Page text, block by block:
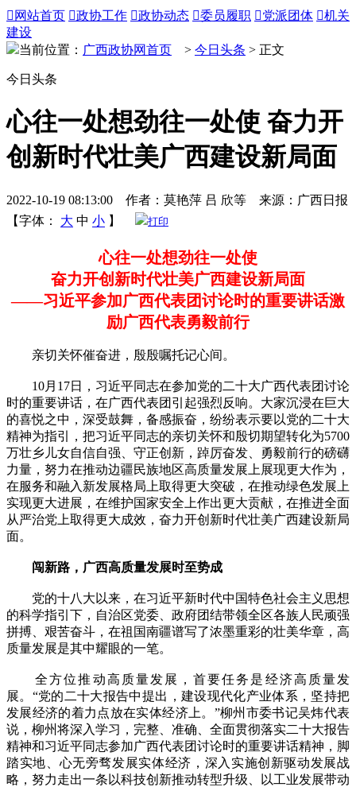
 网站首页 政协工作 政协动态 委员履职 党派团体 机关
建设
当前位置： 广西政协网首页 > 今日头条 > 正文
今日头条
心往一处想劲往一处使 奋力开
创新时代壮美广西建设新局面
2022-10-19 08:13:00 作者：莫艳萍 吕 欣等 来源：广西日报
【字体：
大 中 小 】 打印
心往一处想劲往一处使
奋力开创新时代壮美广西建设新局面
——习近平参加广西代表团讨论时的重要讲话激
励广西代表勇毅前行
亲切关怀催奋进，殷殷嘱托记心间。
10月17日，习近平同志在参加党的二十大广西代表团讨论
时的重要讲话，在广西代表团引起强烈反响。大家沉浸在巨大
的喜悦之中，深受鼓舞，备感振奋，纷纷表示要以党的二十大
精神为指引，把习近平同志的亲切关怀和殷切期望转化为5700
万壮乡儿女自信自强、守正创新，踔厉奋发、勇毅前行的磅礴
力量，努力在推动边疆民族地区高质量发展上展现更大作为，
在服务和融入新发展格局上取得更大突破，在推动绿色发展上
实现更大进展，在维护国家安全上作出更大贡献，在推进全面
从严治党上取得更大成效，奋力开创新时代壮美广西建设新局
面。
闯新路，广西高质量发展时至势成
党的十八大以来，在习近平新时代中国特色社会主义思想
的科学指引下，自治区党委、政府团结带领全区各族人民顽强
拼搏、艰苦奋斗，在祖国南疆谱写了浓墨重彩的壮美华章，高
质量发展是其中耀眼的一笔。
全方位推动高质量发展，首要任务是经济高质量发
展。“党的二十大报告中提出，建设现代化产业体系，坚持把
发展经济的着力点放在实体经济上。”柳州市委书记吴炜代表
说，柳州将深入学习，完整、准确、全面贯彻落实二十大报告
精神和习近平同志参加广西代表团讨论时的重要讲话精神，脚
踏实地、心无旁骛发展实体经济，深入实施创新驱动发展战
略，努力走出一条以科技创新推动转型升级、以工业发展带动